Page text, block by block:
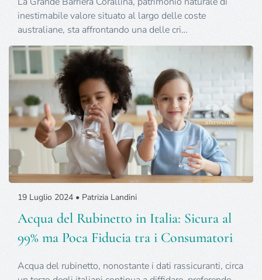
inestimabile valore situato al largo delle coste
australiane, sta affrontando una delle cri…
19 Luglio 2024 • Patrizia Landini
Acqua del Rubinetto in Italia: Sicura al
99% ma Poca Fiducia tra i Consumatori
Acqua del rubinetto, nonostante i dati rassicuranti, circa